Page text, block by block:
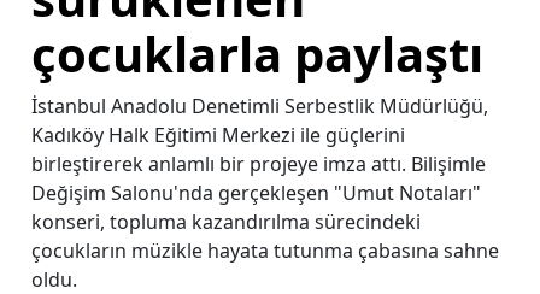
çocuklarla paylaştı
İstanbul Anadolu Denetimli Serbestlik Müdürlüğü,
Kadıköy Halk Eğitimi Merkezi ile güçlerini
birleştirerek anlamlı bir projeye imza attı. Bilişimle
Değişim Salonu'nda gerçekleşen "Umut Notaları"
konseri, topluma kazandırılma sürecindeki
çocukların müzikle hayata tutunma çabasına sahne
oldu.